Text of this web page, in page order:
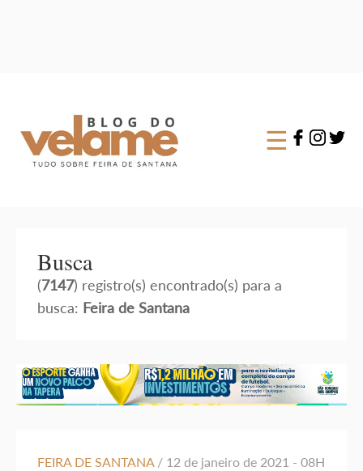
☰
Busca
(7147) registro(s) encontrado(s) para a
busca: Feira de Santana
FEIRA DE SANTANA / 12 de janeiro de 2021 - 08H